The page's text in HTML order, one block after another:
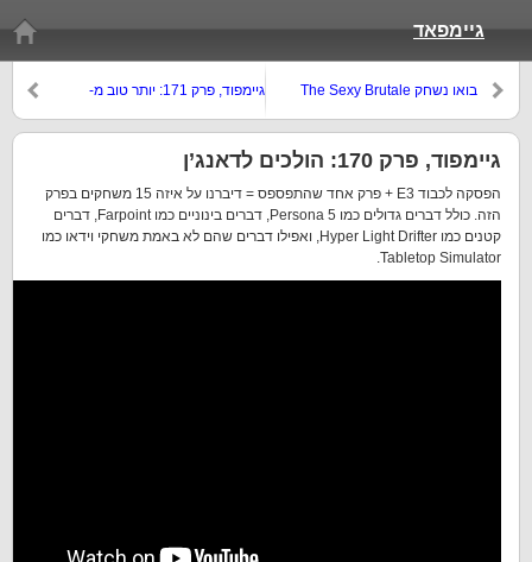
גיימפאד
גיימפוד, פרק 171: יותר טוב מ-
בואו נשחק The Sexy Brutale
גיימפוד, פרק 170: הולכים לדאנג’ן
הפסקה לכבוד E3 + פרק אחד שהתפספס = דיברנו על איזה 15 משחקים בפרק
הזה. כולל דברים גדולים כמו Persona 5, דברים בינוניים כמו Farpoint, דברים
קטנים כמו Hyper Light Drifter, ואפילו דברים שהם לא באמת משחקי וידאו כמו
Tabletop Simulator.